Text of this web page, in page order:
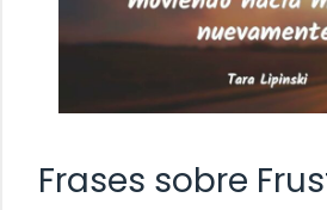
Frases sobre